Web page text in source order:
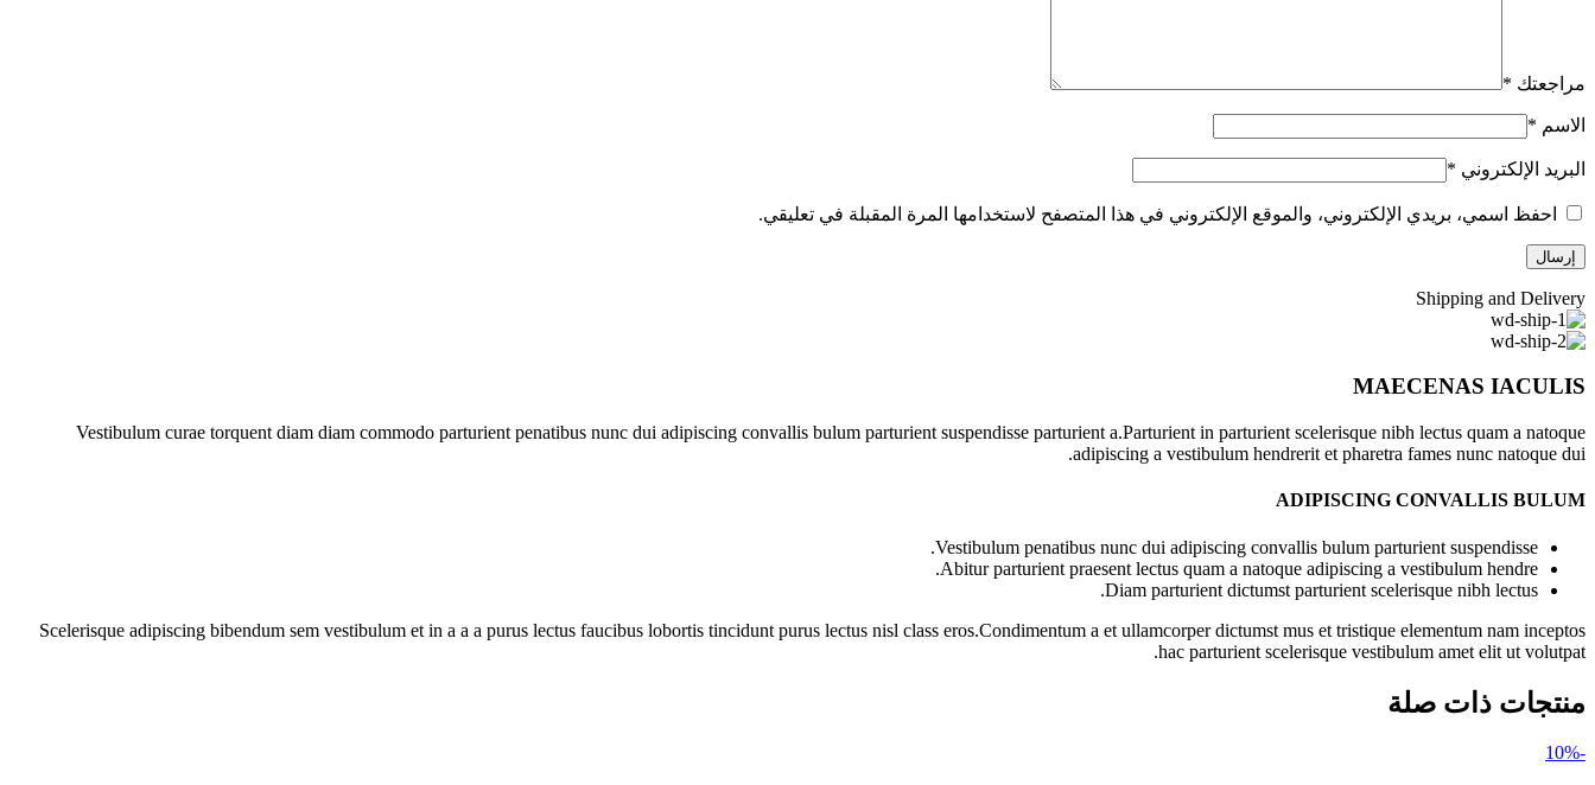
مراجعتك *
الاسم *
البريد الإلكتروني *
احفظ اسمي، بريدي الإلكتروني، والموقع الإلكتروني في هذا المتصفح لاستخدامها المرة المقبلة في تعليقي.
Shipping and Delivery
MAECENAS IACULIS
Vestibulum curae torquent diam diam commodo parturient penatibus nunc dui adipiscing convallis bulum parturient suspendisse parturient a.Parturient in parturient scelerisque nibh lectus quam a natoque
adipiscing a vestibulum hendrerit et pharetra fames nunc natoque dui.
ADIPISCING CONVALLIS BULUM
Vestibulum penatibus nunc dui adipiscing convallis bulum parturient suspendisse.
Abitur parturient praesent lectus quam a natoque adipiscing a vestibulum hendre.
Diam parturient dictumst parturient scelerisque nibh lectus.
Scelerisque adipiscing bibendum sem vestibulum et in a a a purus lectus faucibus lobortis tincidunt purus lectus nisl class eros.Condimentum a et ullamcorper dictumst mus et tristique elementum nam inceptos
hac parturient scelerisque vestibulum amet elit ut volutpat.
منتجات ذات صلة
-10%